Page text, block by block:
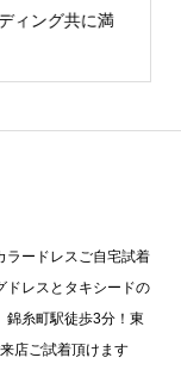
い時間を見計らって外
ラードレスご自宅試着
ドレスとタキシードの
錦糸町駅徒歩3分！東
店ご試着頂けます